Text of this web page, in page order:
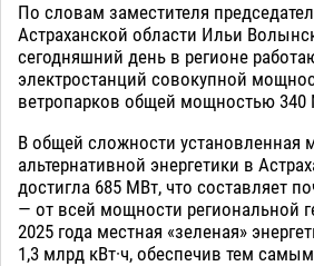
По словам заместителя
Астраханской области Ильи
сегодняшний день в регионе
электростанций совокупной
ветропарков общей мощностью 340
В общей сложности установленная
альтернативной энергетики в
достигла 685 МВт, что составляет
— от всей мощности региональной
2025 года местная «зеленая»
1,3 млрд кВт·ч, обеспечив тем